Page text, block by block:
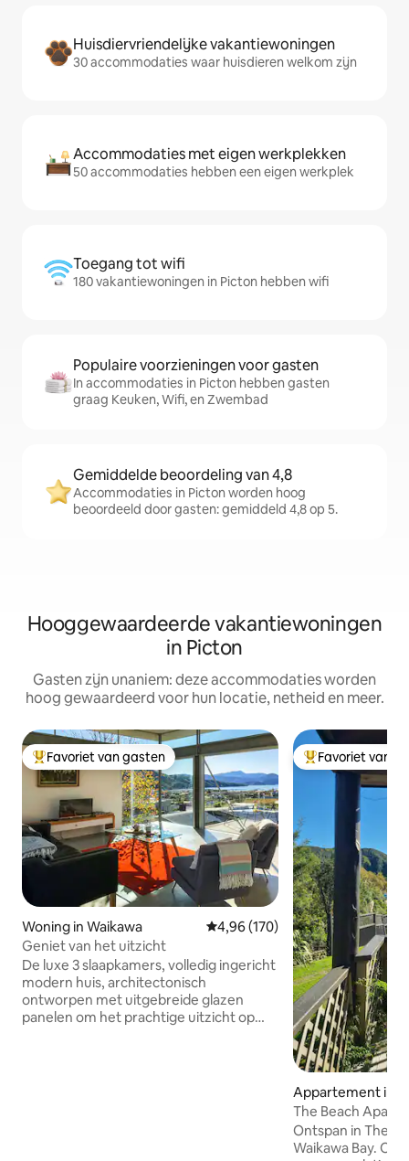
Huisdiervriendelijke vakantiewoningen
30 accommodaties waar huisdieren welkom zijn
Accommodaties met eigen werkplekken
50 accommodaties hebben een eigen werkplek
Toegang tot wifi
180 vakantiewoningen in Picton hebben wifi
Populaire voorzieningen voor gasten
In accommodaties in Picton hebben gasten
graag Keuken, Wifi, en Zwembad
Gemiddelde beoordeling van 4,8
Accommodaties in Picton worden hoog
beoordeeld door gasten: gemiddeld 4,8 op 5.
Hooggewaardeerde vakantiewoningen
in Picton
Gasten zijn unaniem: deze accommodaties worden
hoog gewaardeerd voor hun locatie, netheid en meer.
Topfavoriet van gasten
Favoriet van gasten
Woning in Waikawa Gemiddelde beoordeling van
4,96 (170)
Geniet van het uitzicht
De luxe 3 slaapkamers, volledig ingericht
modern huis, architectonisch
ontworpen met uitgebreide glazen
panelen om het prachtige uitzicht op
Topfavoriet van
Favoriet van
Appartement in
The Beach Apartment
het strand
Ontspan in The
Waikawa Bay.